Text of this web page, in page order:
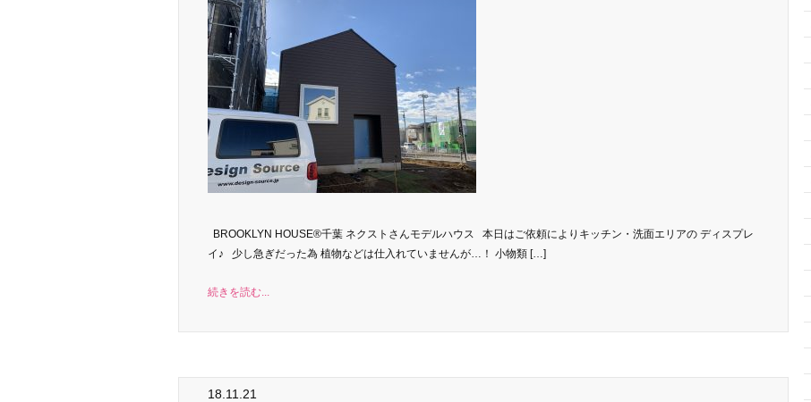
BROOKLYN HOUSE®千葉 ネクストさんモデルハウス 本日はご依頼によりキッチン・洗面エリアの ディスプレ
イ♪ 少し急ぎだった為 植物などは仕入れていませんが…！ 小物類 […]
続きを読む...
18.11.21